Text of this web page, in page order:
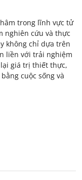
trong lĩnh vực tử
nghiên cứu và thực
không chỉ dựa trên
liền với trải nghiệm
giá trị thiết thực,
cuộc sống và